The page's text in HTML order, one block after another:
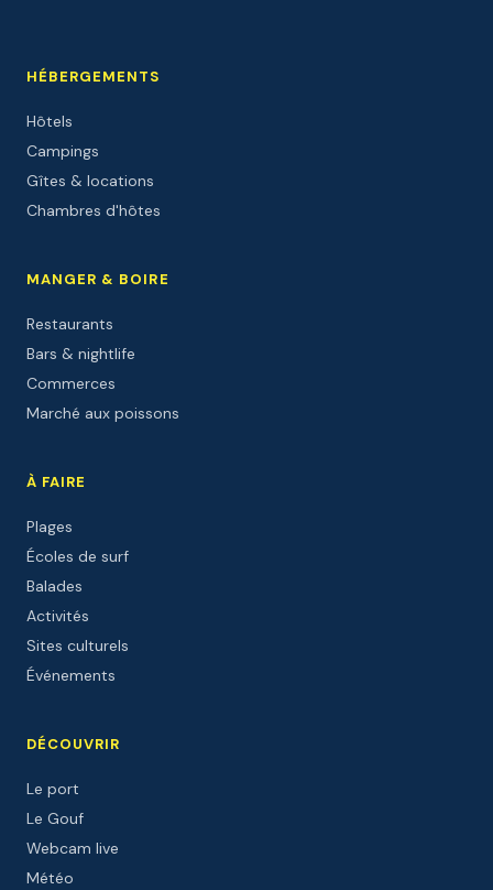
HÉBERGEMENTS
Hôtels
Campings
Gîtes & locations
Chambres d'hôtes
MANGER & BOIRE
Restaurants
Bars & nightlife
Commerces
Marché aux poissons
À FAIRE
Plages
Écoles de surf
Balades
Activités
Sites culturels
Événements
DÉCOUVRIR
Le port
Le Gouf
Webcam live
Météo